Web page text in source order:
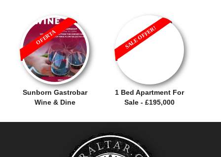
Sunborn Gastrobar
Wine & Dine
OFERTA
1 Bed Apartment For
Sale - £195,000
SALE OFFER!